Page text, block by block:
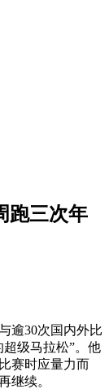
跑三次年
逾30次国内外比
级马拉松”。他
赛时应量力而
继续。